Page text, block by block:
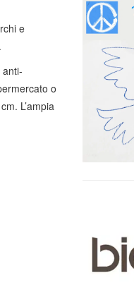
e
o
L’ampia